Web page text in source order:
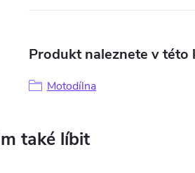
Produkt naleznete v této
Motodílna